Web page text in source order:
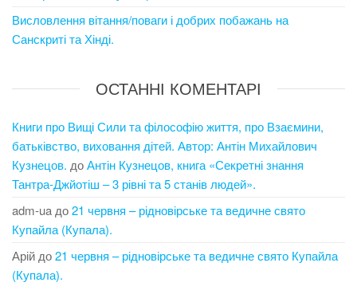
Висловлення вітання/поваги і добрих побажань на
Санскриті та Хінді.
ОСТАННІ КОМЕНТАРІ
Книги про Вищі Сили та філософію життя, про Взаємини,
батьківство, виховання дітей. Автор: Антін Михайлович
Кузнецов. доАнтін Кузнецов, книга «Секретні знання
Тантра-Джйотіш – 3 рівні та 5 станів людей».
adm-ua до21 червня – рідновірське та ведичне свято
Купайла (Купала).
Арій до21 червня – рідновірське та ведичне свято Купайла
(Купала).